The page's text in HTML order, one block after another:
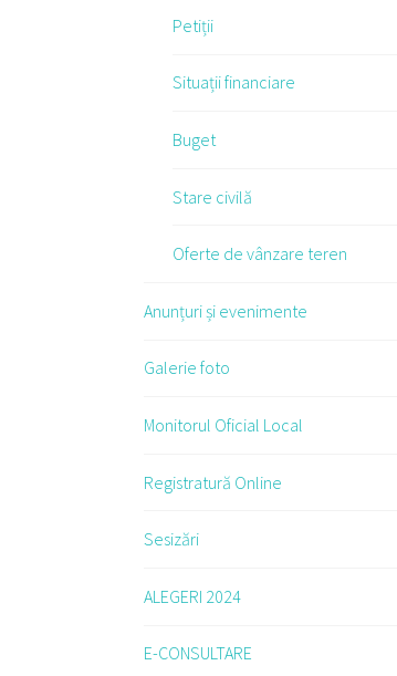
Petiții
Situații financiare
Buget
Stare civilă
Oferte de vânzare teren
Anunțuri și evenimente
Galerie foto
Monitorul Oficial Local
Registratură Online
Sesizări
ALEGERI 2024
E-CONSULTARE